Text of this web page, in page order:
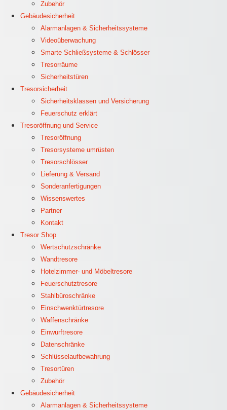
Zubehör
Gebäudesicherheit
Alarmanlagen & Sicherheitssysteme
Videoüberwachung
Smarte Schließsysteme & Schlösser
Tresorräume
Sicherheitstüren
Tresorsicherheit
Sicherheitsklassen und Versicherung
Feuerschutz erklärt
Tresoröffnung und Service
Tresoröffnung
Tresorsysteme umrüsten
Tresorschlösser
Lieferung & Versand
Sonderanfertigungen
Wissenswertes
Partner
Kontakt
Tresor Shop
Wertschutzschränke
Wandtresore
Hotelzimmer- und Möbeltresore
Feuerschutztresore
Stahlbüroschränke
Einschwenktürtresore
Waffenschränke
Einwurftresore
Datenschränke
Schlüsselaufbewahrung
Tresortüren
Zubehör
Gebäudesicherheit
Alarmanlagen & Sicherheitssysteme